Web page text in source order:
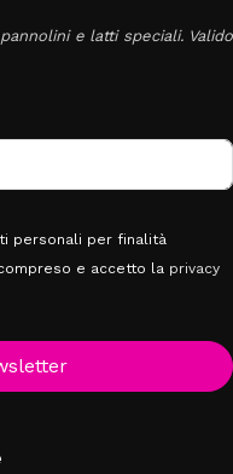
e latti speciali. Valido
personali per finalità
e accetto la privacy